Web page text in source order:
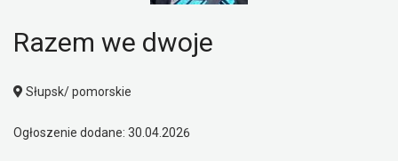
Razem we dwoje
Słupsk/ pomorskie
Ogłoszenie dodane: 30.04.2026